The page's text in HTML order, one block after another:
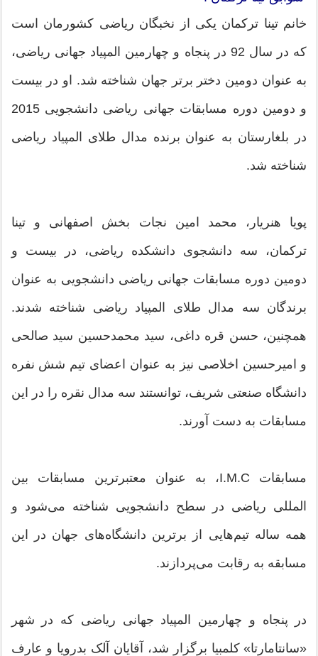
خانم تینا ترکمان یکی از نخبگان ریاضی کشورمان است
که در سال 92 در پنجاه و چهارمین المپیاد جهانی ریاضی،
به عنوان دومین دختر برتر جهان شناخته شد. او در بیست
و دومین دوره مسابقات جهانی ریاضی دانشجویی 2015
در بلغارستان به عنوان برنده مدال طلای المپیاد ریاضی
شناخته شد.
پویا هنریار، محمد امین نجات بخش اصفهانی و تینا
ترکمان، سه دانشجوی دانشکده ریاضی، در بیست و
دومین دوره مسابقات جهانی ریاضی دانشجویی به عنوان
برندگان سه مدال طلای المپیاد ریاضی شناخته شدند.
همچنین، حسن قره داغی، سید محمدحسین سید صالحی
و امیرحسین اخلاصی نیز به عنوان اعضای تیم شش نفره
دانشگاه صنعتی شریف، توانستند سه مدال نقره را در این
مسابقات به دست آورند.
مسابقات I.M.C، به عنوان معتبرترین مسابقات بین
المللی ریاضی در سطح دانشجویی شناخته می‌شود و
همه ساله تیم‌هایی از برترین دانشگاه‌های جهان در این
مسابقه به رقابت می‌پردازند.
در پنجاه و چهارمین المپیاد جهانی ریاضی که در شهر
«سانتامارتا» کلمبیا برگزار شد، آقایان آلک بدرویا و عارف